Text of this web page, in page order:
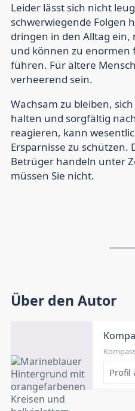
Leider lässt sich nicht
schwerwiegende Folgen
dringen in den Alltag
und können zu enormen
führen. Für ältere
verheerend sein.
Wachsam zu bleiben,
halten und sorgfältig
reagieren, kann
Ersparnisse zu schützen.
Betrüger handeln unter
müssen Sie nicht.
Über den Autor
Profil